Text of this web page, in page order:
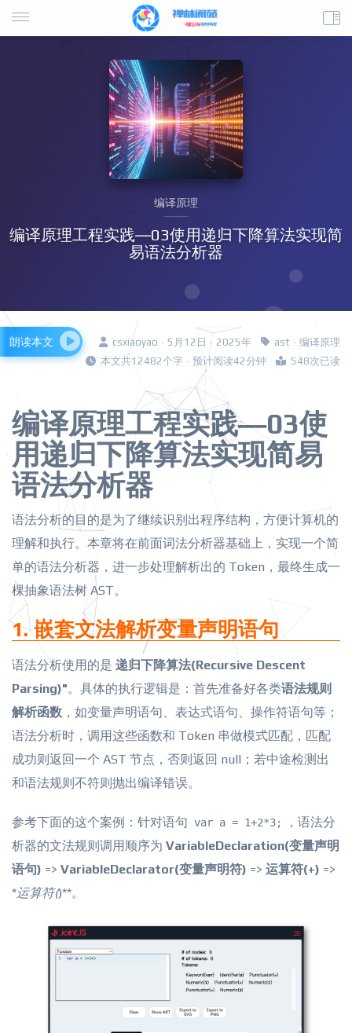
编译原理
编译原理工程实践—03使用递归下降算法实现简
易语法分析器
csxiaoyao · 5月12日 · 2025年 ast · 编译原理
本文共12482个字 · 预计阅读42分钟
548次已读
朗读本文
编译原理工程实践—03使
用递归下降算法实现简易
语法分析器
语法分析的目的是为了继续识别出程序结构，方便计算机的
理解和执行。本章将在前面词法分析器基础上，实现一个简
单的语法分析器，进一步处理解析出的 Token，最终生成一
棵抽象语法树 AST。
1. 嵌套文法解析变量声明语句
语法分析使用的是 递归下降算法(Recursive Descent
Parsing)"。具体的执行逻辑是：首先准备好各类语法规则
解析函数 ，如变量声明语句、表达式语句、操作符语句等；
语法分析时，调用这些函数和 Token 串做模式匹配，匹配
成功则返回一个 AST 节点，否则返回 null；若中途检测出
和语法规则不符则抛出编译错误。
参考下面的这个案例：针对语句 var a = 1+2*3;
，语法分
析器的文法规则调用顺序为 VariableDeclaration(变量声明
语句) => VariableDeclarator(变量声明符) => 运算符(+) =>
*运算符()**。